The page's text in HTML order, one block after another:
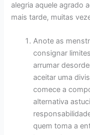
alegria aquele agrado
mais tarde, muitas
Anote as
consignar
arrumar
aceitar uma
comece a
alternativa
quem toma a